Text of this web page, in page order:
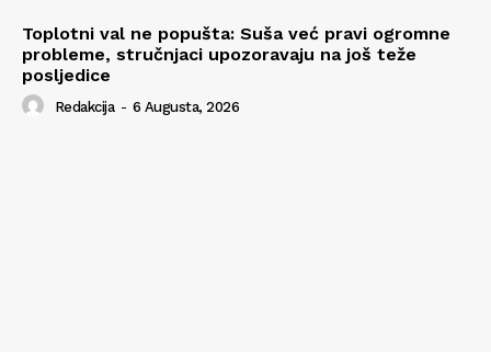
Toplotni val ne popušta: Suša već pravi ogromne
probleme, stručnjaci upozoravaju na još teže
posljedice
Redakcija - 6 Augusta, 2026